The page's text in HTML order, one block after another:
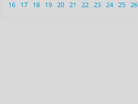
16
17 18 19 20 21 22 23 24 25 26